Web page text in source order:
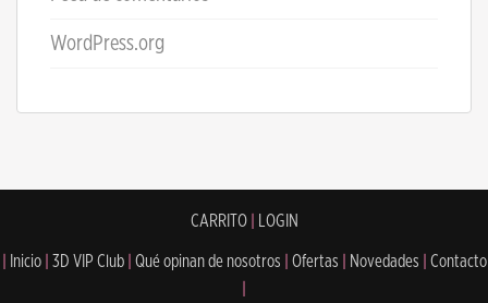
WordPress.org
CARRITO| LOGIN
Inicio 3D VIP Club Qué opinan de nosotros Ofertas Novedades
Contacto